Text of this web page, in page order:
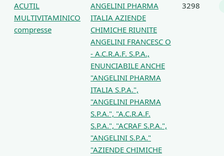
ACUTIL
MULTIVITAMINICO
compresse
ANGELINI PHARMA
ITALIA AZIENDE
CHIMICHE RIUNITE
ANGELINI FRANCESC O
- A.C.R.A.F. S.P.A.,
ENUNCIABILE ANCHE
"ANGELINI PHARMA
ITALIA S.P.A.",
"ANGELINI PHARMA
S.P.A.", "A.C.R.A.F.
S.P.A.", "ACRAF S.P.A.",
"ANGELINI S.P.A."
"AZIENDE CHIMICHE
3298